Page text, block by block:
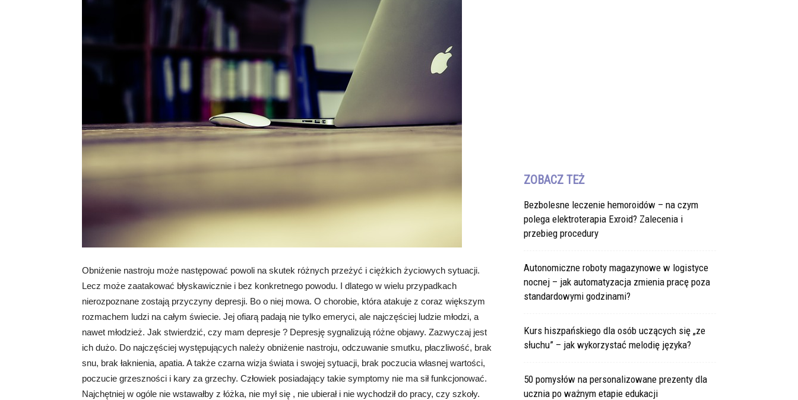
Obniżenie nastroju może następować powoli na skutek różnych przeżyć i ciężkich życiowych sytuacji.
Lecz może zaatakować błyskawicznie i bez konkretnego powodu. I dlatego w wielu przypadkach
nierozpoznane zostają przyczyny depresji. Bo o niej mowa. O chorobie, która atakuje z coraz większym
rozmachem ludzi na całym świecie. Jej ofiarą padają nie tylko emeryci, ale najczęściej ludzie młodzi, a
nawet młodzież. Jak stwierdzić, czy mam depresje ? Depresję sygnalizują różne objawy. Zazwyczaj jest
ich dużo. Do najczęściej występujących należy obniżenie nastroju, odczuwanie smutku, płaczliwość, brak
snu, brak łaknienia, apatia. A także czarna wizja świata i swojej sytuacji, brak poczucia własnej wartości,
poczucie grzeszności i kary za grzechy. Człowiek posiadający takie symptomy nie ma sił funkcjonować.
Najchętniej w ogóle nie wstawałby z łóżka, nie mył się , nie ubierał i nie wychodził do pracy, czy szkoły.
ZOBACZ TEŻ
Bezbolesne leczenie hemoroidów – na czym
polega elektroterapia Exroid? Zalecenia i
przebieg procedury
Autonomiczne roboty magazynowe w logistyce
nocnej – jak automatyzacja zmienia pracę poza
standardowymi godzinami?
Kurs hiszpańskiego dla osób uczących się „ze
słuchu” – jak wykorzystać melodię języka?
50 pomysłów na personalizowane prezenty dla
ucznia po ważnym etapie edukacji